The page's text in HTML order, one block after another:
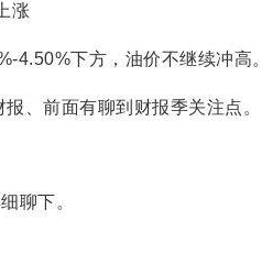
涨
4.50%下方，油价不继续冲高。
、前面有聊到财报季关注点。
聊下。